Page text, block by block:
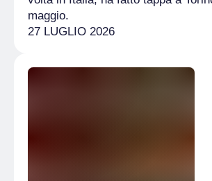
maggio.
27 LUGLIO 2026